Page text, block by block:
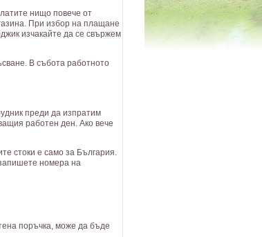
нищо повече от
При избор на плащане
изчакайте да се свържем
В събота работното
преди да изпратим
работен ден. Ако вече
стоки е само за България.
номера на
поръчка, може да бъде